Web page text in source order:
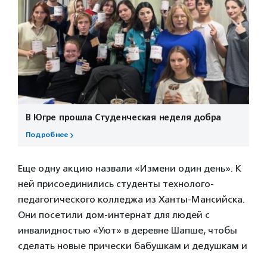
В Югре прошла Студенческая неделя добра
Подробнее
Еще одну акцию назвали «Измени один день». К
ней присоединились студенты технолого-
педагогического колледжа из Ханты-Мансийска.
Они посетили дом-интернат для людей с
инвалидностью «Уют» в деревне Шапше, чтобы
сделать новые прически бабушкам и дедушкам и